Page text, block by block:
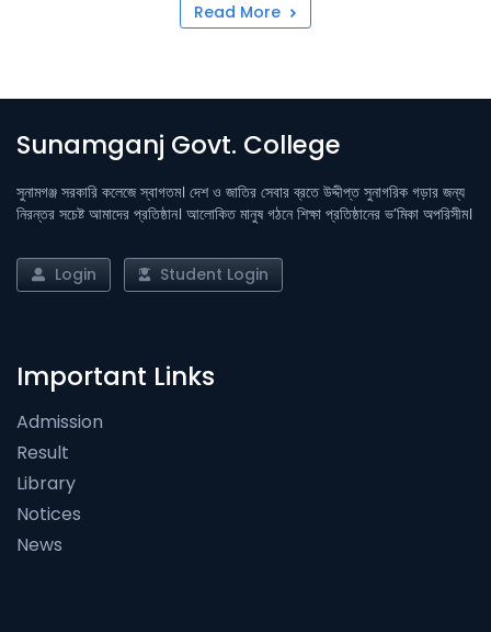
Read More
Sunamganj Govt. College
সুনামগঞ্জ সরকারি কলেজে স্বাগতম। দেশ ও জাতির সেবার ব্রতে উদ্দীপ্ত সুনাগরিক গড়ার জন্য
নিরন্তর সচেষ্ট আমাদের প্রতিষ্ঠান। আলোকিত মানুষ গঠনে শিক্ষা প্রতিষ্ঠানের ভ’মিকা অপরিসীম।
Login Student Login
Important Links
Admission
Result
Library
Notices
News